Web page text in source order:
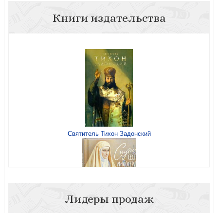
Книги издательства
Святитель Тихон Задонский
Лидеры продаж